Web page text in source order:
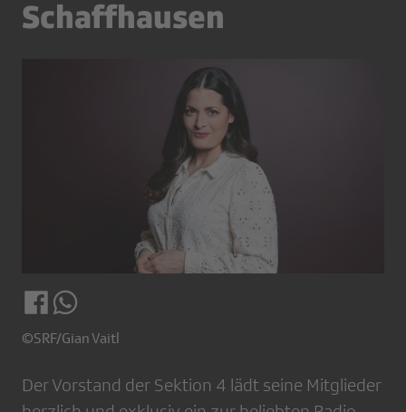
Schaffhausen
©SRF/Gian Vaitl
Der Vorstand der Sektion 4 lädt seine Mitglieder